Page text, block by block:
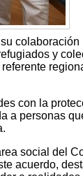
colaboración
y
con la
a personas
social del
acuerdo,